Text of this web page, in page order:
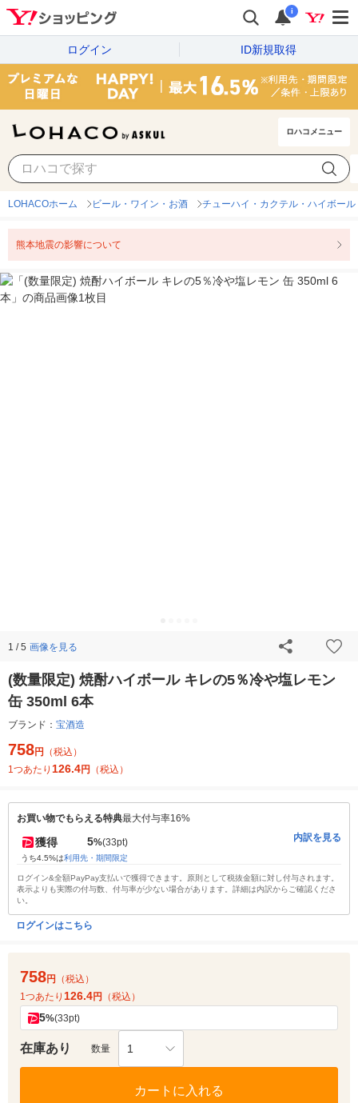
i
ログイン ID新規取得
ロハコメニュー
LOHACOホーム ビール・ワイン・お酒 チューハイ・カクテル・ハイボール
熊本地震の影響について
1 / 5 画像を見る
(数量限定) 焼酎ハイボール キレの5％冷や塩レモン
缶 350ml 6本
ブランド： 宝酒造
758円
（税込）
1つあたり 126.4円 （税込）
お買い物でもらえる特典最大付与率16%
獲得 5%(33pt)
うち4.5%は利用先・期間限定
内訳を見る
ログイン&全額PayPay支払いで獲得できます。原則として税抜金額に対し付与されます。
表示よりも実際の付与数、付与率が少ない場合があります。詳細は内訳からご確認くださ
い。
ログインはこちら
758円
（税込）
1つあたり 126.4円 （税込）
5%(33pt)
在庫あり 数量 1
カートに入れる